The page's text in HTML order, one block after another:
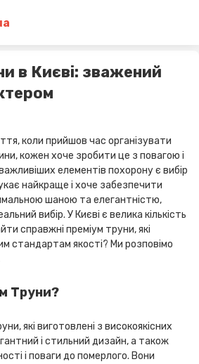
в Києві: зважений
коли прийшов час організувати
кожен хоче зробити це з повагою і
елементів похорону є вибір
найкраще і хоче забезпечити
шаною та елегантністю,
вибір. У Києві є велика кількість
справжні преміум труни, які
стандартам якості? Ми розповімо
Труни?
які виготовлені з високоякісних
і стильний дизайн, а також
і поваги до померлого. Вони